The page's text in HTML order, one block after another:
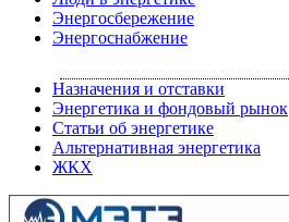
Энергосбережение
Энергоснабжение
Назначения и отставки
Энергетика и фондовый рынок
Статьи об энергетике
Альтернативная энергетика
ЖКХ